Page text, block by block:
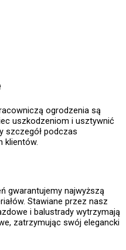
ogrodzenia są
uszkodzeniom i usztywnić
szczegół podczas
klientów.
gwarantujemy najwyższą
Stawiane przez nasz
i balustrady wytrzymają
zatrzymując swój elegancki